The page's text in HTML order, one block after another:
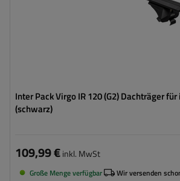
Inter Pack Virgo IR 120 (G2) Dachträger
(schwarz)
109,99 €inkl. MwSt
Große Menge verfügbar Wir versenden